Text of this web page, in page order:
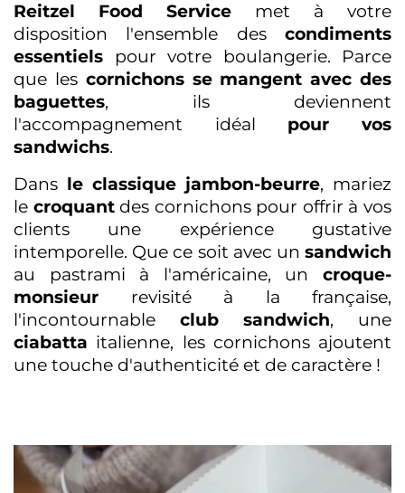
Reitzel Food Service met à votre
disposition l'ensemble des condiments
essentiels pour votre boulangerie. Parce
que les cornichons se mangent avec des
baguettes, ils deviennent
l'accompagnement idéal pour vos
sandwichs.
Dans le classique jambon-beurre, mariez
le croquantdes cornichons pour offrir à vos
clients une expérience gustative
intemporelle. Que ce soit avec un sandwich
au pastrami à l'américaine, un croque-
monsieur revisité à la française,
l'incontournable club sandwich, une
ciabatta italienne, les cornichons ajoutent
une touche d'authenticité et de caractère !